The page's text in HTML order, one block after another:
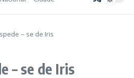
– se de Iris
– se de Iris